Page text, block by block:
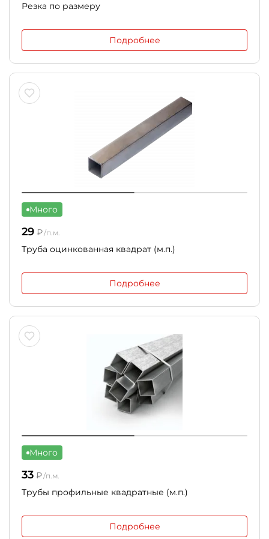
Резка по размеру
Подробнее
Много
29 ₽/п.м.
Труба оцинкованная квадрат (м.п.)
Подробнее
Много
33 ₽/п.м.
Трубы профильные квадратные (м.п.)
Подробнее